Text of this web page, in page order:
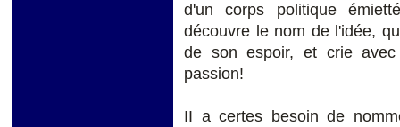
d'un corps politique
découvre le nom de l'idée,
de son espoir, et crie
passion!
II a certes besoin de